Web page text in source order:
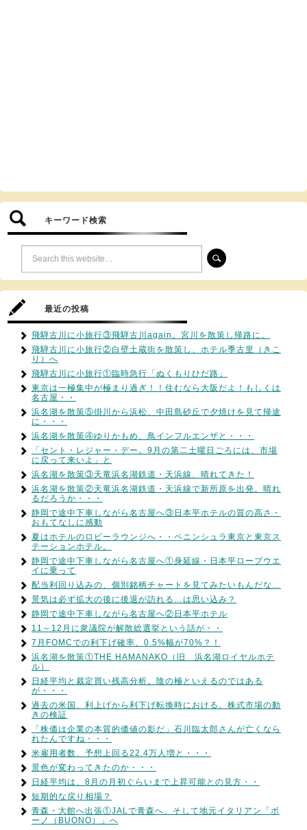
キーワード検索
最近の投稿
飛騨古川に小旅行③飛騨古川again。宮川を散策し帰路に。
飛騨古川に小旅行②白壁土蔵街を散策し、ホテル季古里（きこ
り）へ
飛騨古川に小旅行①臨時急行「ぬくもりひだ路」
東京は一極集中が極まり過ぎ！！住むなら大阪だよ！もしくは
名古屋・・
浜名湖を散策⑤掛川から浜松、中田島砂丘で夕焼けを見て帰途
に・・・
浜名湖を散策④ゆりかもめ、鳥インフルエンザと・・・
「セント・レジャー・デー。9月の第二土曜日ごろには、市場
に戻って来いよ」と
浜名湖を散策③天竜浜名湖鉄道・天浜線、晴れてきた！
浜名湖を散策②天竜浜名湖鉄道・天浜線で新所原を出発。晴れ
るだろうか・・・
静岡で途中下車しながら名古屋へ③日本平ホテルの質の高さ・
おもてなしに感動
夏はホテルのロビーラウンジへ・・ペニンシュラ東京と東京ス
テーションホテル。
静岡で途中下車しながら名古屋へ①身延線・日本平ロープウエ
イに乗って
配当利回り込みの、個別銘柄チャートを見てみたいもんだな…
景気は必ず拡大の後に後退が訪れる…は思い込み？
静岡で途中下車しながら名古屋へ②日本平ホテル
11～12月に衆議院が解散総選挙という話が・・
7月FOMCでの利下げ確率、0.5%幅が70%？！
浜名湖を散策①THE HAMANAKO（旧 浜名湖ロイヤルホテ
ル）
日経平均と裁定買い残高分析。陰の極といえるのではある
が・・・
過去の米国、利上げから利下げ転換時における、株式市場の動
きの検証
「株価は企業の本質的価値の影だ」石川臨太郎さんが亡くなら
れたんですね・・・
米雇用者数、予想上回る22.4万人増と・・・
景色が変わってきたのか・・・
日経平均は、8月の月初ぐらいまで上昇可能との見方・・
短期的な戻り相場？
青森・大館へ出張①JALで青森へ、そして地元イタリアン「ボ
ーノ（BUONO）」へ